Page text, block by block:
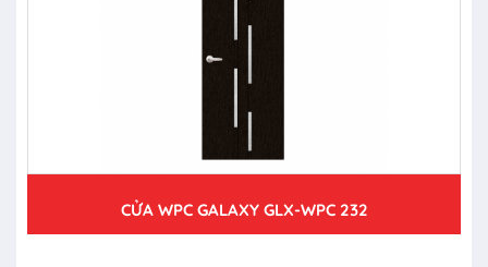
CỬA WPC GALAXY GLX-WPC 232